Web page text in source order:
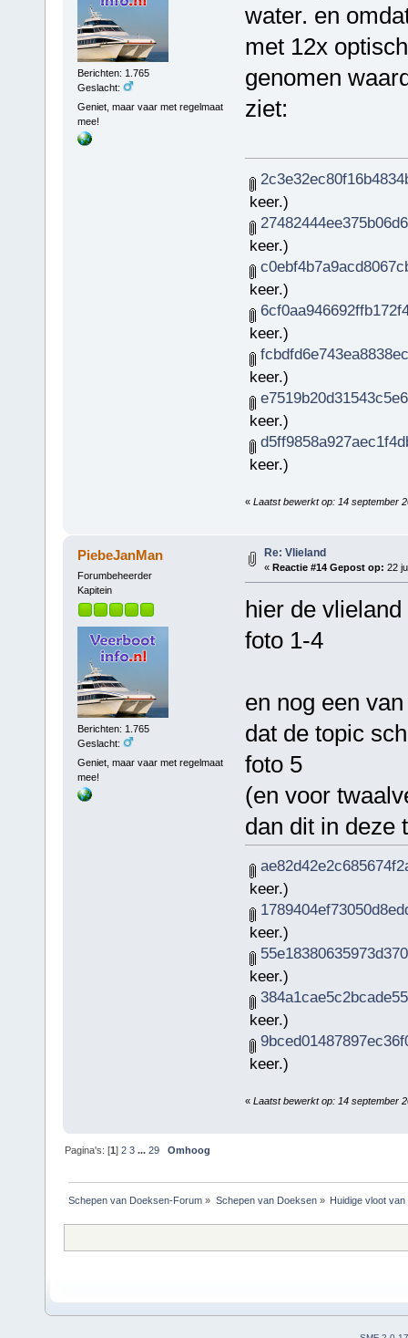
Berichten: 1.765
Geslacht:
Geniet, maar vaar met regelmaat
mee!
water. en
met 12x
genomen
ziet:
keer.)
keer.)
keer.)
keer.)
keer.)
keer.)
keer.)
« Laatst bewerkt op: 14 september
PiebeJanMan
Forumbeheerder
Kapitein
Berichten: 1.765
Geslacht:
Geniet, maar vaar met regelmaat
mee!
Re: Vlieland
« Reactie #14 Gepost op: 22
hier de
foto 1-4
en nog een
dat de topic
foto 5
(en voor
dan dit in deze
keer.)
keer.)
keer.)
keer.)
keer.)
« Laatst bewerkt op: 14 september
Pagina's: [1]2 3 ...29 Omhoog
Schepen van Doeksen-Forum » Schepen van Doeksen» Huidige vloot